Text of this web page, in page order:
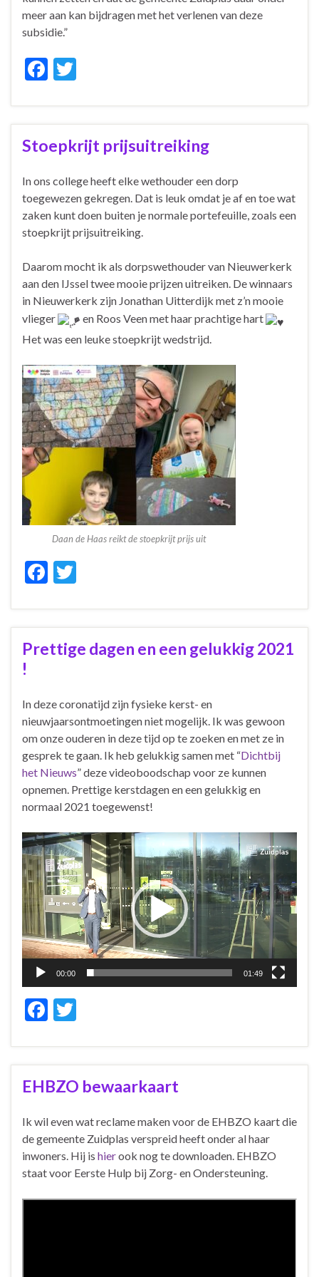
meer aan kan bijdragen met het verlenen van deze
subsidie.”
F
e
b
o
o
k
itt
er
Stoepkrijt prijsuitreiking
In ons college heeft elke wethouder een dorp
toegewezen gekregen. Dat is leuk omdat je af en toe wat
zaken kunt doen buiten je normale portefeuille, zoals een
stoepkrijt prijsuitreiking.
Daarom mocht ik als dorpswethouder van Nieuwerkerk
aan den IJssel twee mooie prijzen uitreiken. De winnaars
in Nieuwerkerk zijn Jonathan Uitterdijk met z’n mooie
vlieger
en Roos Veen met haar prachtige hart
Het was een leuke stoepkrijt wedstrijd.
Daan de Haas reikt de stoepkrijt prijs uit
F
e
b
o
k
itt
er
Prettige dagen en een gelukkig 2021
!
In deze coronatijd zijn fysieke kerst- en
nieuwjaarsontmoetingen niet mogelijk. Ik was gewoon
om onze ouderen in deze tijd op te zoeken en met ze in
gesprek te gaan. Ik heb gelukkig samen met “Dichtbij
het Nieuws” deze videoboodschap voor ze kunnen
opnemen. Prettige kerstdagen en een gelukkig en
normaal 2021 toegewenst!
Videospeler
00:00 01:49
F
e
b
o
o
k
itt
er
EHBZO bewaarkaart
Ik wil even wat reclame maken voor de EHBZO kaart die
de gemeente Zuidplas verspreid heeft onder al haar
inwoners. Hij is hierook nog te downloaden. EHBZO
staat voor Eerste Hulp bij Zorg- en Ondersteuning.